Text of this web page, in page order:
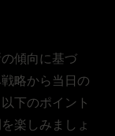
傾向に基づ
略から当日の
下のポイント
楽しみましょ